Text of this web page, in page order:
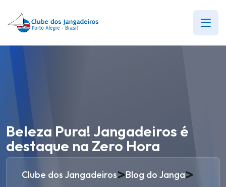
Beleza Pura! Jangadeiros é
destaque na Zero Hora
Clube dos Jangadeiros>Blog do Janga>